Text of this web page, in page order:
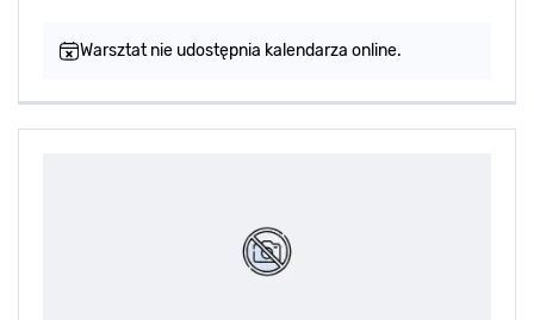
Warsztat nie udostępnia kalendarza online.